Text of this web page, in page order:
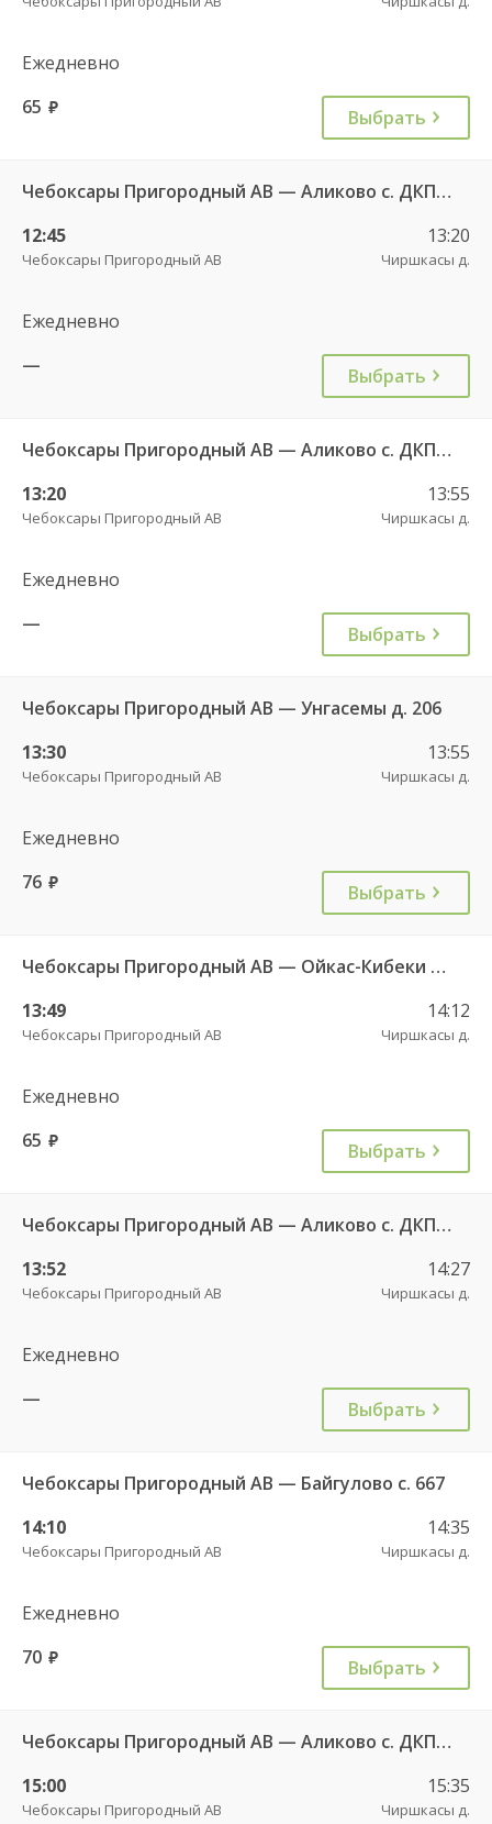
Ежедневно
65 руб. Выбрать
Чебоксары Пригородный АВ — Аликово с. ДКП 520
12:45
Чебоксары Пригородный АВ
13:20
Чиршкасы д.
Ежедневно
—
Выбрать
Чебоксары Пригородный АВ — Аликово с. ДКП 520
13:20
Чебоксары Пригородный АВ
13:55
Чиршкасы д.
Ежедневно
—
Выбрать
Чебоксары Пригородный АВ — Унгасемы д. 206
13:30
Чебоксары Пригородный АВ
13:55
Чиршкасы д.
Ежедневно
76 руб. Выбрать
Чебоксары Пригородный АВ — Ойкас-Кибеки д. 560
13:49
Чебоксары Пригородный АВ
14:12
Чиршкасы д.
Ежедневно
65 руб. Выбрать
Чебоксары Пригородный АВ — Аликово с. ДКП 520
13:52
Чебоксары Пригородный АВ
14:27
Чиршкасы д.
Ежедневно
—
Выбрать
Чебоксары Пригородный АВ — Байгулово с. 667
14:10
Чебоксары Пригородный АВ
14:35
Чиршкасы д.
Ежедневно
70 руб. Выбрать
Чебоксары Пригородный АВ — Аликово с. ДКП 520
15:00
Чебоксары Пригородный АВ
15:35
Чиршкасы д.